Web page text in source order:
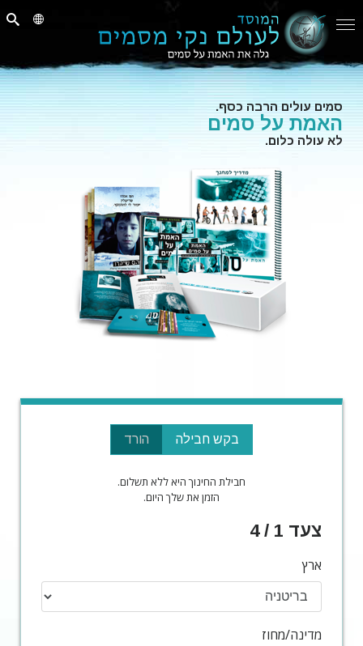
סמים עולים הרבה כסף.
האמת על סמים
לא עולה כלום.
בקש חבילה הורד
חבילת החינוך היא ללא תשלום.
הזמן את שלך היום.
צעד 1 / 4
ארץ
מדינה/מחוז